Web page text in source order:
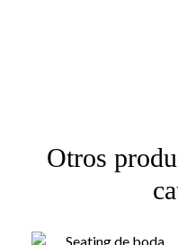
Otros